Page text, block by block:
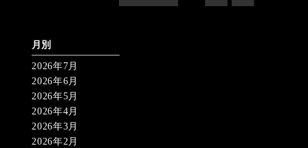
月別
2026年7月
2026年6月
2026年5月
2026年4月
2026年3月
2026年2月